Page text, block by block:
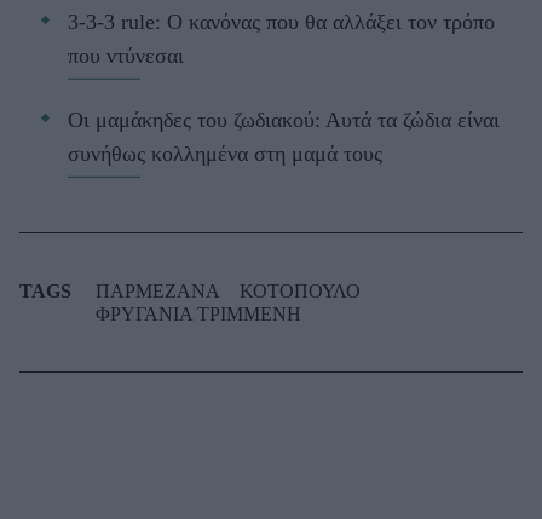
3-3-3 rule: Ο κανόνας που θα αλλάξει τον τρόπο
που ντύνεσαι
Οι μαμάκηδες του ζωδιακού: Αυτά τα ζώδια είναι
συνήθως κολλημένα στη μαμά τους
TAGS ΠΑΡΜΕΖΑΝΑ
ΚΟΤΟΠΟΥΛΟ
ΦΡΥΓΑΝΙΑ ΤΡΙΜΜΕΝΗ